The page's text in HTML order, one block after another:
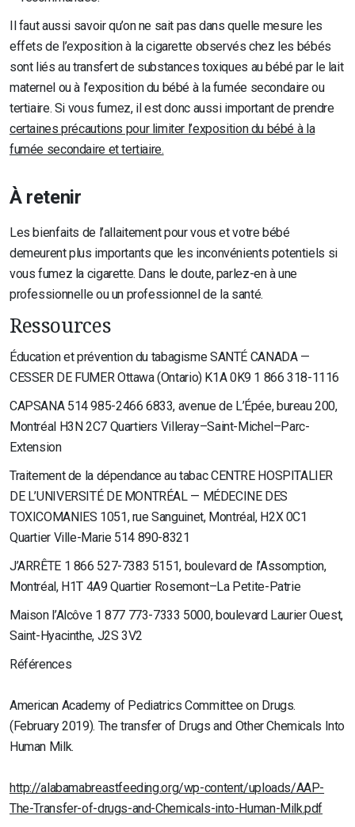
Il faut aussi savoir qu’on ne sait pas dans quelle mesure les
effets de l’exposition à la cigarette observés chez les bébés
sont liés au transfert de substances toxiques au bébé par le lait
maternel ou à l’exposition du bébé à la fumée secondaire ou
tertiaire. Si vous fumez, il est donc aussi important de prendre
certaines précautions pour limiter l’exposition du bébé à la
fumée secondaire et tertiaire.
À retenir
Les bienfaits de l’allaitement pour vous et votre bébé
demeurent plus importants que les inconvénients potentiels si
vous fumez la cigarette. Dans le doute, parlez-en à une
professionnelle ou un professionnel de la santé.
Ressources
Éducation et prévention du tabagisme SANTÉ CANADA —
CESSER DE FUMER Ottawa (Ontario) K1A 0K9 1 866 318-1116
CAPSANA 514 985-2466 6833, avenue de L’Épée, bureau 200,
Montréal H3N 2C7 Quartiers Villeray–Saint-Michel–Parc-
Extension
Traitement de la dépendance au tabac CENTRE HOSPITALIER
DE L’UNIVERSITÉ DE MONTRÉAL — MÉDECINE DES
TOXICOMANIES 1051, rue Sanguinet, Montréal, H2X 0C1
Quartier Ville-Marie 514 890-8321
J’ARRÊTE 1 866 527-7383 5151, boulevard de l’Assomption,
Montréal, H1T 4A9 Quartier Rosemont–La Petite-Patrie
Maison l’Alcôve 1 877 773-7333 5000, boulevard Laurier Ouest,
Saint-Hyacinthe, J2S 3V2
Références
American Academy of Pediatrics Committee on Drugs.
(February 2019). The transfer of Drugs and Other Chemicals Into
Human Milk.
http://alabamabreastfeeding.org/wp-content/uploads/AAP-
The-Transfer-of-drugs-and-Chemicals-into-Human-Milk.pdf